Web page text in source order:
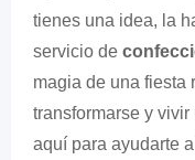
tienes una idea, la
servicio de
magia de una fiesta
transformarse y
aquí para ayudarte